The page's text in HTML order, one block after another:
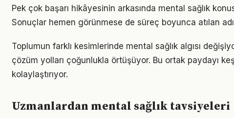
Pek çok başarı hikâyesinin arkasında mental sağlık
Sonuçlar hemen görünmese de süreç boyunca atılan
Toplumun farklı kesimlerinde mental sağlık algısı
çözüm yolları çoğunlukla örtüşüyor. Bu ortak paydayı
kolaylaştırıyor.
Uzmanlardan mental sağlık tavsiyeleri